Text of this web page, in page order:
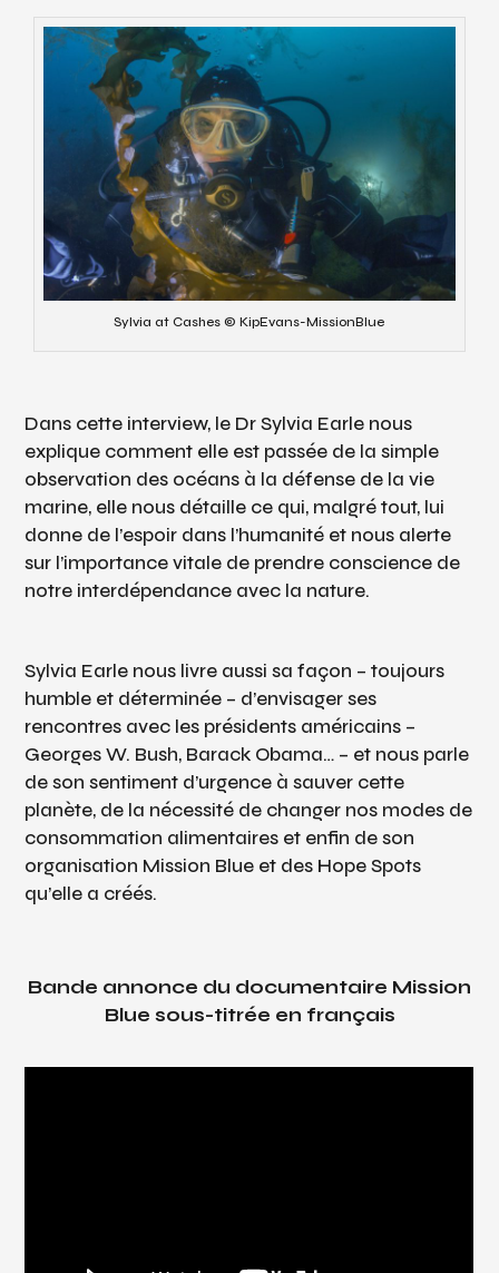
Sylvia at Cashes © KipEvans-MissionBlue
Dans cette interview, le Dr Sylvia Earle nous
explique comment elle est passée de la simple
observation des océans à la défense de la vie
marine, elle nous détaille ce qui, malgré tout, lui
donne de l’espoir dans l’humanité et nous alerte
sur l’importance vitale de prendre conscience de
notre interdépendance avec la nature.
Sylvia Earle nous livre aussi sa façon – toujours
humble et déterminée – d’envisager ses
rencontres avec les présidents américains –
Georges W. Bush, Barack Obama… – et nous parle
de son sentiment d’urgence à sauver cette
planète, de la nécessité de changer nos modes de
consommation alimentaires et enfin de son
organisation Mission Blue et des Hope Spots
qu’elle a créés.
Bande annonce du documentaire Mission
Blue sous-titrée en français